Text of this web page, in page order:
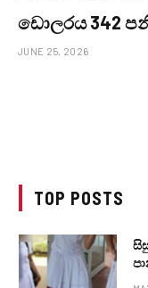
ඩොලරය 342
JUNE 25, 2026
TOP POSTS